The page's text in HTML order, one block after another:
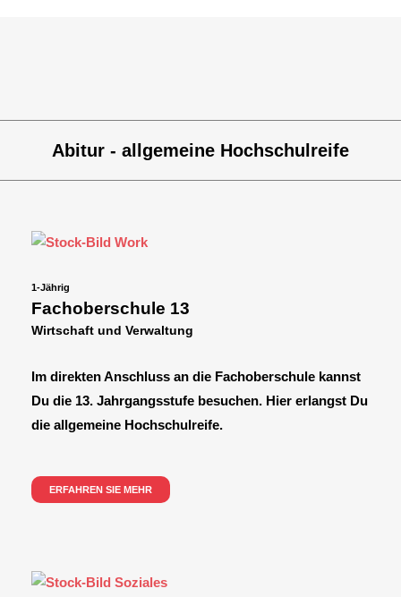
Abitur - allgemeine Hochschulreife
1-Jährig
Fachoberschule 13
Wirtschaft und Verwaltung
Im direkten Anschluss an die Fachoberschule kannst
Du die 13. Jahrgangsstufe besuchen. Hier erlangst Du
die allgemeine Hochschulreife.
ERFAHREN SIE MEHR